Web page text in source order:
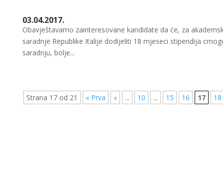
03.04.2017.
Obavještavamo zainteresovane kandidate da će, za
saradnje Republike Italije dodijeliti 18 mjeseci stipendija
saradnju, bolje...
Strana 17 od 21 « Prva « ... 10 ... 15 16 17 18